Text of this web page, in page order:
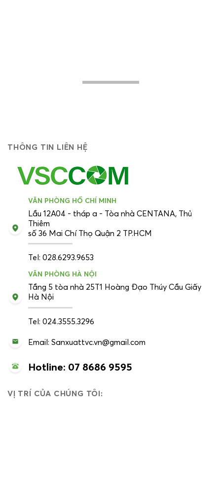
THÔNG TIN LIÊN HỆ
VĂN PHÒNG HỒ CHÍ MINH
Lầu 12A04 - tháp a - Tòa nhà CENTANA, Thủ
Thiêm
số 36 Mai Chí Thọ Quận 2 TP.HCM
Tel: 028.6293.9653
VĂN PHÒNG HÀ NỘI
Tầng 5 tòa nhà 25T1 Hoàng Đạo Thúy Cầu Giấy
Hà Nội
Tel: 024.3555.3296
Email: Sanxuattvc.vn@gmail.com
Hotline: 07 8686 9595
VỊ TRÍ CỦA CHÚNG TÔI: